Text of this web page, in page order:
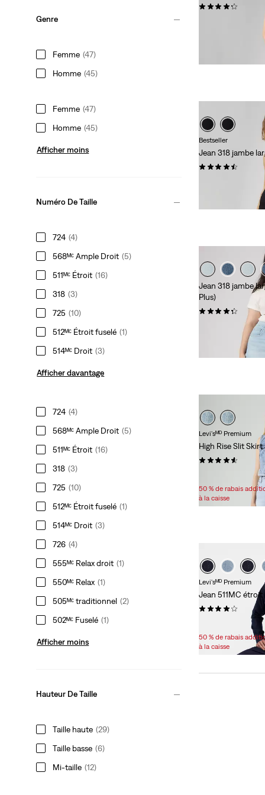
Genre
Femme (47)
Homme (45)
Femme (47)
Homme (45)
Afficher moins
Numéro De Taille
724 (4)
568ᴹᶜ Ample Droit (5)
511ᴹᶜ Étroit (16)
318 (3)
725 (10)
512ᴹᶜ Étroit fuselé (1)
514ᴹᶜ Droit (3)
Afficher davantage
724 (4)
568ᴹᶜ Ample Droit (5)
511ᴹᶜ Étroit (16)
318 (3)
725 (10)
512ᴹᶜ Étroit fuselé (1)
514ᴹᶜ Droit (3)
726 (4)
555ᴹᶜ Relax droit (1)
550ᴹᶜ Relax (1)
505ᴹᶜ traditionnel (2)
502ᴹᶜ Fuselé (1)
Afficher moins
Hauteur De Taille
Taille haute (29)
Taille basse (6)
Mi-taille (12)
Bestseller
Jean 318 jambe
Jean 318 jambe
Plus)
(258)
Levi'sᴹᴰ Premium
High Rise Slit Skirt
Price
is
Original
Price
118,00 $
50 % de rabais
à la caisse
Levi'sᴹᴰ Premium
Jean 511MC
(287)
Price
Range
82,98 $
50 % de rabais
à la caisse